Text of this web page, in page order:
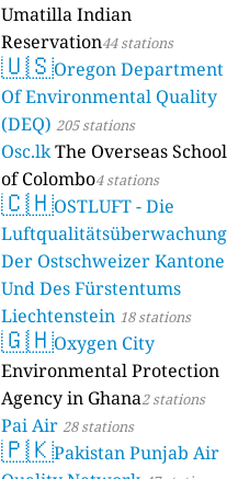
Umatilla Indian
Reservation44 stations
🇺🇸Oregon Department
Of Environmental Quality
(DEQ) 205 stations
Osc.lkThe Overseas School
of Colombo4 stations
🇨🇭OSTLUFT - Die
Luftqualitätsüberwachung
Der Ostschweizer Kantone
Und Des Fürstentums
Liechtenstein 18 stations
🇬🇭Oxygen City
Environmental Protection
Agency in Ghana2 stations
Pai Air 28 stations
🇵🇰Pakistan Punjab Air